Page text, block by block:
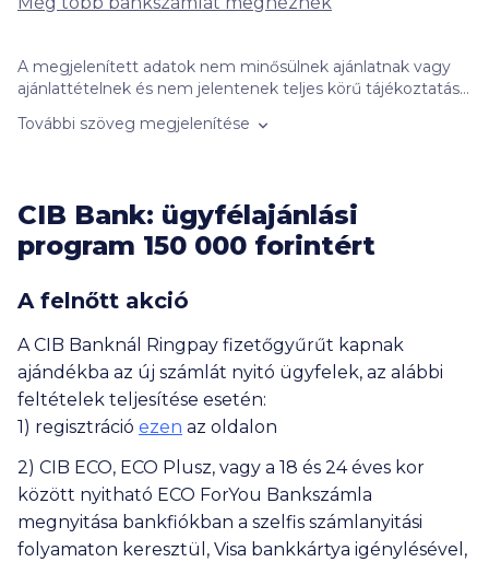
A megjelenített adatok nem minősülnek ajánlatnak vagy
ajánlattételnek és nem jelentenek teljes körű tájékoztatást,
kötelezettséget nem jelentenek. Felhívjuk figyelmét, hogy
gyakorisága, a bankokkal kötött promóciós szerződés
tartalma (így különösen: a promóciós díj összege, illetve a
megrendelt kattintási szám mennyisége), valamint az
eloszlása miatti egyedi ütemezési célú informatikai
eltérhet a fent megadott adatoktól, amely vonatkozásában
felelősségünket kizárjuk. További részletek az
Ügyféltájékoztatónkban (ITT), valamint a hitelintézetek
weboldalán vagy azok ügyfélszolgálatain tekinthetők meg.
Ezeknek a bankoknak a termékeit nem jelenítjük meg a
kalkulátorainkban: Bank of China, BNP Paribas, Deutsche
Bank, Duna Takarék Bank, ING, KDB Bank, Merkantil Bank,
Oberbank, Polgári Bank.
Nem találtad meg, amit kerestél? Nézd meg agyakran
ismételt kérdéseketis!
További szöveg megjelenítése
CIB Bank: ügyfélajánlási
program 150 000 forintért
A felnőtt akció
A CIB Banknál Ringpay fizetőgyűrűt kapnak
ajándékba az új számlát nyitó ügyfelek, az alábbi
feltételek teljesítése esetén:
1) regisztráció ezen az oldalon
2) CIB ECO, ECO Plusz, vagy a 18 és 24 éves kor
között nyitható ECO ForYou Bankszámla
megnyitása bankfiókban a szelfis számlanyitási
folyamaton keresztül, Visa bankkártya igénylésével,